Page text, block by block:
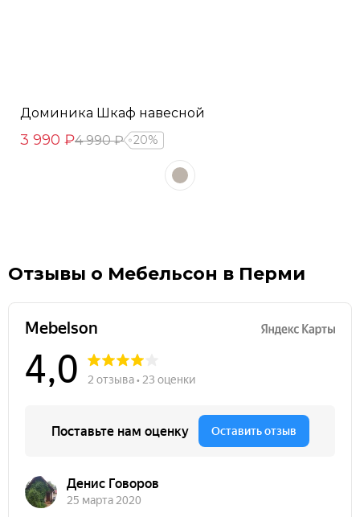
Доминика Шкаф навесной
3 990 ₽4 990 ₽ 20%
Отзывы о Мебельсон в Перми